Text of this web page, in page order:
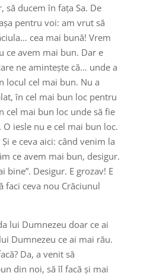
să ducem în fața Sa. De
pentru voi: am vrut să
cea mai bună! Vrem
ce avem mai bun. Dar e
ne amintește că… unde a
locul cel mai bun. Nu a
în cel mai bun loc pentru
cel mai bun loc unde să fie
O iesle nu e cel mai bun loc.
e ceva aici: când venim la
ce avem mai bun, desigur.
bine”. Desigur. E grozav! E
faci ceva nou Crăciunul
lui Dumnezeu doar ce ai
Dumnezeu ce ai mai rău.
Da, a venit să
din noi, să îl facă și mai